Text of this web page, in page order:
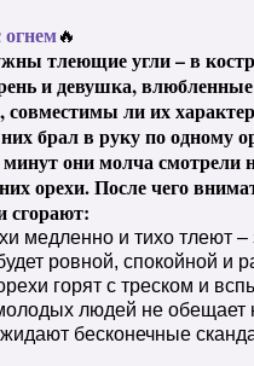
огнем🔥
тлеющие угли – в
и девушка, влюбленные
совместимы ли их
брал в руку по одному
они молча смотрели
орехи. После чего
сгорают:
медленно и тихо тлеют –
ровной, спокойной и
горят с треском и
людей не обещает
бесконечные